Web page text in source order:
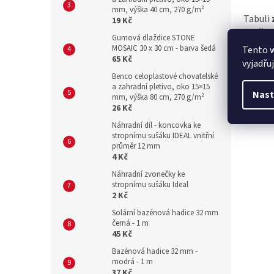
Tento
mm, výška 40 cm, 270 g/m²
19 Kč
Gumová dlaždice STONE
MOSAIC 30 x 30 cm - barva šedá
65 Kč
Benco celoplastové chovatelské
a zahradní pletivo, oko 15×15
mm, výška 80 cm, 270 g/m²
26 Kč
Náhradní díl - koncovka ke
stropnímu sušáku IDEAL vnitřní
průměr 12 mm
4 Kč
Náhradní zvonečky ke
stropnímu sušáku Ideal
2 Kč
Solární bazénová hadice 32 mm
černá - 1 m
45 Kč
Bazénová hadice 32 mm -
modrá - 1 m
Tabuli
vaše